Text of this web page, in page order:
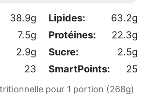
38.9g Lipides:
63.2g
7.5g Protéines:
22.3g
2.9g Sucre:
2.5g
23 SmartPoints: 25
pour 1 portion (268g)